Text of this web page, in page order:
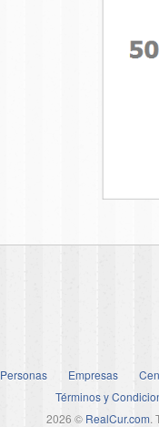
Personas Empresas
Términos y
2026 © RealCur.com.